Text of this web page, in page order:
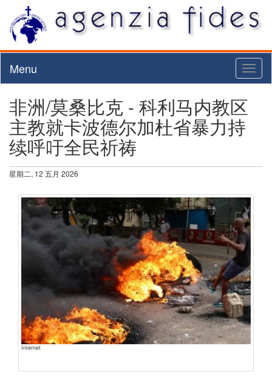
Menu
非洲/莫桑比克 - 科利马内教区
主教就卡波德尔加杜省暴力持
续呼吁全民祈祷
星期二, 12 五月 2026
Internet